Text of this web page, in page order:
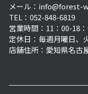
メール：info@forest-
TEL：052-848-6819
営業時間：11：00-18
定休日：毎週月曜日、
店舗住所：愛知県名古